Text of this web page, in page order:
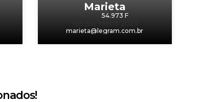
Marieta
54.973 F
marieta@legram.com.br